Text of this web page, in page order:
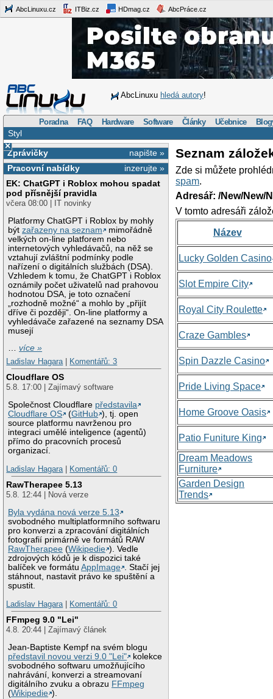
AbcLinuxu.cz ITBiz.cz HDmag.cz AbcPráce.cz
AbcLinuxu hledá autory!
Poradna FAQ Hardware Software Články Učebnice
Styl
×
napište »
Zprávičky
inzerujte »
Pracovní nabídky
EK: ChatGPT i Roblox mohou spadat
pod přísnější pravidla
včera 08:00 | IT novinky
Platformy ChatGPT i Roblox by mohly
býtzařazeny na seznam
mimořádně
velkých on-line platforem nebo
internetových vyhledávačů, na něž se
vztahují zvláštní podmínky podle
nařízení o digitálních službách (DSA).
Vzhledem k tomu, že ChatGPT i Roblox
oznámily počet uživatelů nad prahovou
hodnotou DSA, je toto označení
„rozhodně možné“ a mohlo by „přijít
dříve či později“. On-line platformy a
vyhledávače zařazené na seznamy DSA
musejí
…více »
Ladislav Hagara
Komentářů: 3
Cloudflare OS
5.8. 17:00 | Zajímavý software
Společnost Cloudflare představila
Cloudflare OS
(GitHub ), tj. open
source platformu navrženou pro
integraci umělé inteligence (agentů)
přímo do pracovních procesů
organizací.
Ladislav Hagara
Komentářů: 0
RawTherapee 5.13
5.8. 12:44 | Nová verze
Byla vydána nová verze 5.13
svobodného multiplatformního softwaru
pro konverzi a zpracování digitálních
fotografií primárně ve formátů RAW
RawTherapee (Wikipedie ). Vedle
zdrojových kódů je k dispozici také
balíček ve formátuAppImage . Stačí jej
stáhnout, nastavit právo ke spuštění a
spustit.
Ladislav Hagara
Komentářů: 0
FFmpeg 9.0 "Lei"
4.8. 20:44 | Zajímavý článek
Jean-Baptiste Kempf na svém blogu
představil novou verzi 9.0 "Lei"
kolekce
svobodného softwaru umožňujícího
nahrávání, konverzi a streamovaní
digitálního zvuku a obrazu FFmpeg
(Wikipedie ).
Seznam
Zde si můžete
spam.
Adresář: /New/New/
V tomto adresáři
Název
Lucky Golden Casino
Slot Empire City
Royal City Roulette
Craze Gambles
Spin Dazzle Casino
Pride Living Space
Home Groove Oasis
Patio Funiture King
Dream Meadows
Furniture
Garden Design
Trends